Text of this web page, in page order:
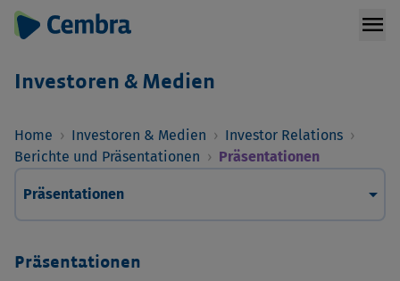
menu
Investoren & Medien
Home › Investoren & Medien › Investor Relations ›
Berichte und Präsentationen › Präsentationen
arrow_drop_down
Präsentationen
Präsentationen